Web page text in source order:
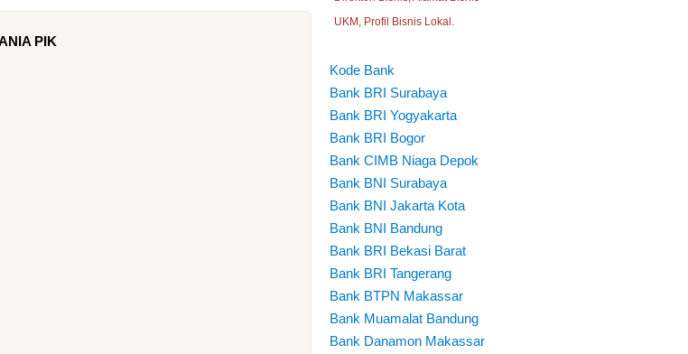
PIK
UKM, Profil Bisnis Lokal.
Kode Bank
Bank BRI Surabaya
Bank BRI Yogyakarta
Bank BRI Bogor
Bank CIMB Niaga Depok
Bank BNI Surabaya
Bank BNI Jakarta Kota
Bank BNI Bandung
Bank BRI Bekasi Barat
Bank BRI Tangerang
Bank BTPN Makassar
Bank Muamalat Bandung
Bank Danamon Makassar